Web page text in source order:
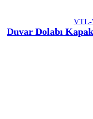
VTL-
Duvar Dolabı